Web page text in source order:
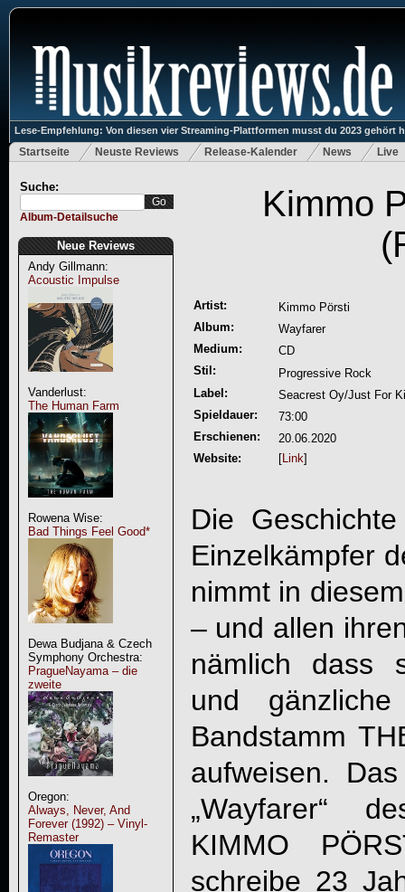
Lese-Empfehlung: Von diesen vier Streaming-Plattformen musst du 2023 gehört
Startseite Neuste Reviews Release-Kalender News Live
Suche:
Album-Detailsuche
Neue Reviews
Andy Gillmann:
Acoustic Impulse
Vanderlust:
The Human Farm
Rowena Wise:
Bad Things Feel Good*
Dewa Budjana & Czech
Symphony Orchestra:
PragueNayama – die
zweite
Oregon:
Always, Never, And
Forever (1992) – Vinyl-
Remaster
Kimmo
Artist:
Kimmo Pörsti
Album:
Wayfarer
Medium:
CD
Stil:
Progressive Rock
Label:
Seacrest Oy/Just For
Spieldauer:
73:00
Erschienen:
20.06.2020
Website:
[Link]
Die
Einzelkämpfer
nimmt in
– und allen
nämlich dass
und
Bandstamm
aufweisen.
„Wayfarer“
KIMMO
schreibe 23